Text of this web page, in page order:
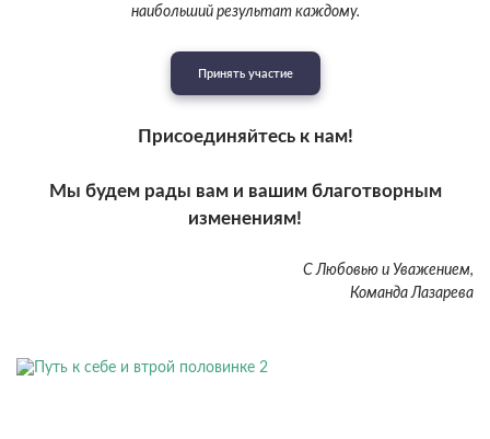
наибольший результат каждому.
Принять участие
Присоединяйтесь к нам!
Мы будем рады вам и вашим благотворным
изменениям!
С Любовью и Уважением,
Команда Лазарева